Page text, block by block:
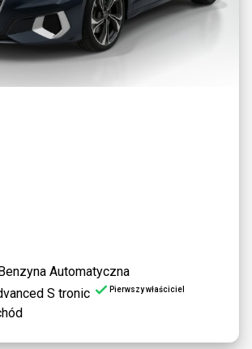
Benzyna Automatyczna
S tronic
Pierwszy właściciel